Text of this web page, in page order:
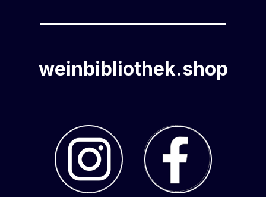
weinbibliothek.shop